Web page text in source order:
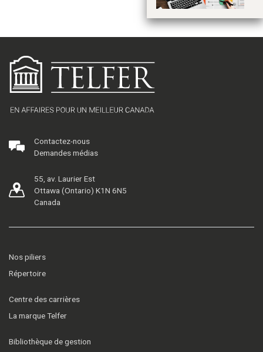
Contactez-nous
Demandes médias
55, av. Laurier Est
Ottawa (Ontario) K1N 6N5
Canada
Nos piliers
Répertoire
Centre des carrières
La marque Telfer
Bibliothèque de gestion